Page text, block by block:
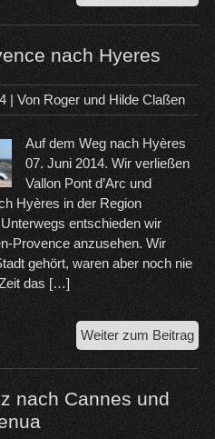
nach Hyeres
| Von Roger und Hilde Claßen
Auf dem Weg nach Hyères
07. Juni 2014. Wir verließen
Vallon Pont d’Arc und
Hyères in der Region
entschieden wir
Provence anzusehen. Wir
gehört, waren aber noch nie
das […]
Weiter zum Beitrag
en-
nach Cannes und